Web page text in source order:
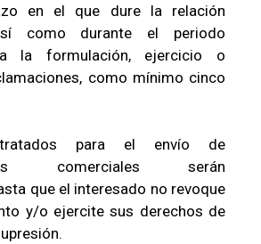
en el que dure la relación
como durante el periodo
la formulación, ejercicio o
como mínimo cinco
para el envío de
comerciales serán
que el interesado no revoque
y/o ejercite sus derechos de